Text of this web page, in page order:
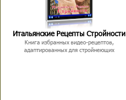
Итальянские Рецепты Стройности
Книга избранных видео-рецептов,
адаптированных для стройнеющих